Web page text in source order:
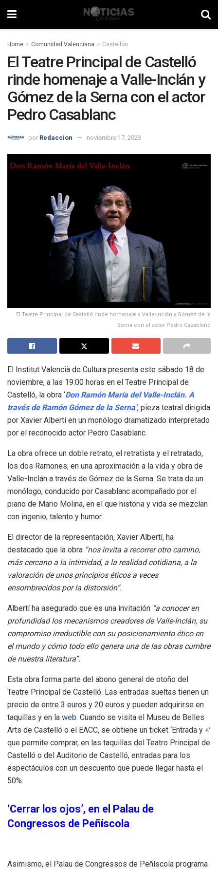
Home Comunidad Valenciana Castellón
El Teatre Principal de Castelló
rinde homenaje a Valle-Inclán y
Gómez de la Serna con el actor
Pedro Casablanc
por Redaccion noviembre 17, 2023
El Teatre Principal de Castelló rinde homenaje a Valle-Inclán y Gómez de la
Serna con el actor Pedro Casablanc
El Institut Valencià de Cultura presenta este sábado 18 de
noviembre, a las 19.00 horas en el Teatre Principal de
Castelló, la obra ‘Don Ramón María del Valle-Inclán. A
través de Ramón Gómez de la Serna’, pieza teatral dirigida
por Xavier Albertí en un monólogo dramatizado interpretado
por el reconocido actor Pedro Casablanc.
La obra ofrece un doble retrato, el retratista y el retratado,
los dos Ramones, en una aproximación a la vida y obra de
Valle-Inclán a través de Gómez de la Serna. Se trata de un
monólogo, conducido por Casablanc acompañado por el
piano de Mario Molina, en el que historia y vida se mezclan
con ingenio, talento y humor.
El director de la representación, Xavier Albertí, ha
destacado que la obra “nos invita a recorrer otro camino,
más cercano a la intimidad, a la realidad cotidiana, a la
valoración de unos principios éticos a veces
ensombrecidos por la distorsión”.
Albertí ha asegurado que es una invitación “a conocer en
profundidad los mecanismos creadores de Valle-Inclán, su
compromiso irreductible con su posicionamiento ético en
el mundo y cómo todo ello genera una de las obras cumbre
de nuestra literatura”.
Esta obra forma parte del abono general de otoño del
Teatre Principal de Castelló. Las entradas sueltas tienen un
precio de entre 3 euros y 20 euros y pueden adquirirse en
taquillas y en la web. Cuando se visita el Museu de Belles
Arts de Castelló o el EACC, se obtiene un ticket ‘Entrada y +’
que permite comprar, en las taquillas del Teatro Principal de
Castelló o del Auditorio de Castelló, entradas para los
espectáculos con un descuento que puede llegar hasta el
50%.
‘Cerrar los ojos’, en el Palau de
Congressos de Peñíscola
Asimismo, el Palau de Congressos de Peñíscola programa